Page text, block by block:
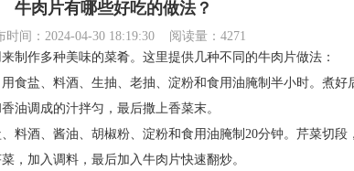
牛肉片有哪些好吃的做法？
时间：2024-04-30 18:19:30 阅读量：4271
制作多种美味的菜肴。这里提供几种不同的牛肉片做法：
食盐、料酒、生抽、老抽、淀粉和食用油腌制半小时。煮好
油调成的汁拌匀，最后撒上香菜末。
料酒、酱油、胡椒粉、淀粉和食用油腌制20分钟。芹菜切段
，加入调料，最后加入牛肉片快速翻炒。